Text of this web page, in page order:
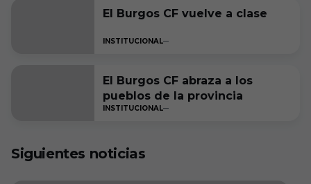
SOCIEDAD BURGOS CLUB DE
FÚTBOL S.A.D.
El Burgos CF vuelve a clase
INSTITUCIONAL
El Burgos CF abraza a los
pueblos de la provincia
INSTITUCIONAL
Siguientes noticias